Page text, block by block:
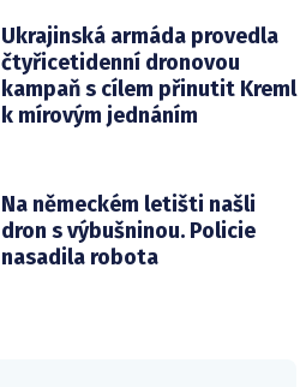
Ukrajinská armáda provedla
čtyřicetidenní dronovou
kampaň s cílem přinutit Kreml
k mírovým jednáním
Na německém letišti našli
dron s výbušninou. Policie
nasadila robota